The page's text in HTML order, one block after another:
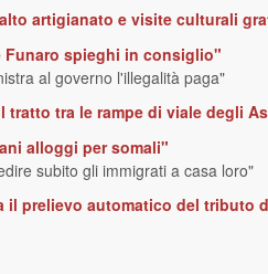
artigianato e visite culturali
Funaro spieghi in consiglio"
al governo l'illegalità paga"
tra le rampe di viale degli
alloggi per somali"
subito gli immigrati a casa loro"
prelievo automatico del tributo